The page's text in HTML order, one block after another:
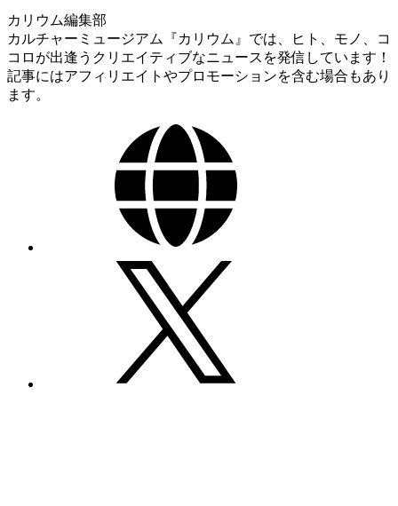
カリウム編集部
カルチャーミュージアム『カリウム』では、ヒト、モノ、コ
コロが出逢うクリエイティブなニュースを発信しています！
記事にはアフィリエイトやプロモーションを含む場合もあり
ます。